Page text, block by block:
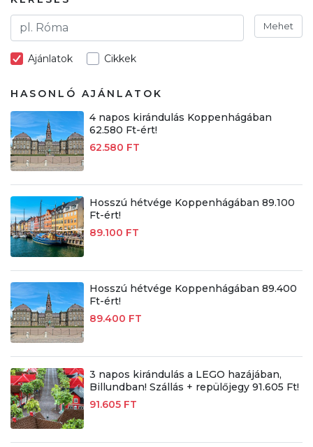
Mehet
Ajánlatok Cikkek
HASONLÓ AJÁNLATOK
4 napos kirándulás Koppenhágában
62.580 Ft-ért!
62.580 FT
Hosszú hétvége Koppenhágában 89.100
Ft-ért!
89.100 FT
Hosszú hétvége Koppenhágában 89.400
Ft-ért!
89.400 FT
3 napos kirándulás a LEGO hazájában,
Billundban! Szállás + repülőjegy 91.605 Ft!
91.605 FT